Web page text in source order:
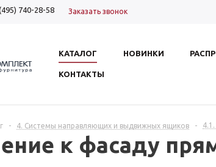
740-28-58 Заказать звонок
КАТАЛОГ НОВИНКИ
КОНТАКТЫ
- 4. Системы направляющих и выдвижных ящиков -
к фасаду